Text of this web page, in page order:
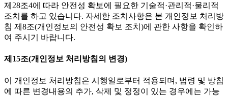
제28조4에 따라 안전성 확보에 필요한 기술적·관리적·물리적
조치를 하고 있습니다. 자세한 조치사항은 본 개인정보 처리방
침 제8조(개인정보의 안전성 확보 조치)에 관한 사항을 확인하
여 주시기 바랍니다.
제15조(개인정보 처리방침의 변경)
이 개인정보 처리방침은 시행일로부터 적용되며, 법령 및 방침
에 따른 변경내용의 추가, 삭제 및 정정이 있는 경우에는 가능